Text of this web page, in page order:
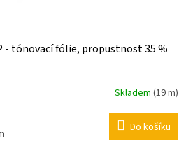
- tónovací fólie, propustnost 35 %
Skladem (19 m)
Do košíku